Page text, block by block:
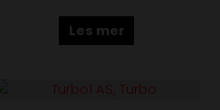
Les mer